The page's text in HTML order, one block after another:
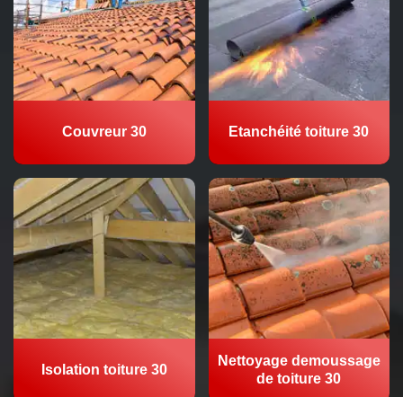
Couvreur 30 Etanchéité toiture 30
Isolation toiture 30
Nettoyage demoussage
de toiture 30